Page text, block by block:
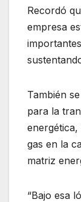
Recordó
empresa
También
para la
gas en la
matriz
“Bajo esa